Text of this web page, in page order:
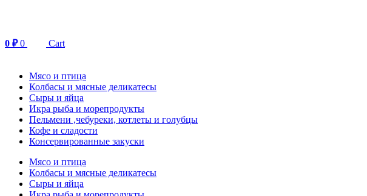
0 ₽ 0 Cart
Мясо и птица
Колбасы и мясные деликатесы
Сыры и яйца
Икра рыба и морепродукты
Пельмени ,чебуреки, котлеты и голубцы
Кофе и сладости
Консервированные закуски
Мясо и птица
Колбасы и мясные деликатесы
Сыры и яйца